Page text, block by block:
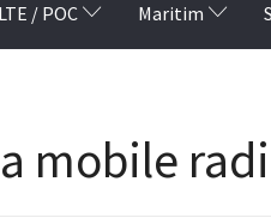
LTE / POC Maritim
mobile